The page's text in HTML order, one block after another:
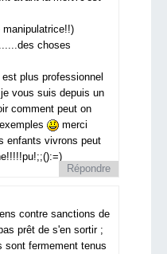
choses
plus professionnel
vous suis depuis un
comment peut on
merci
enfants vivrons peut
Répondre
contre sanctions de
prêt de s'en sortir ;
sont fermement tenus